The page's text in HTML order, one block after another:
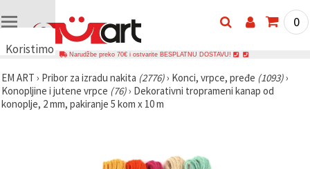
Koristimo
🍪
Koristimo
kolačiće i
0
Narudžbe preko 70€ i ostvarite BESPLATNU DOSTAVU!
EM ART › Pribor za izradu nakita (2776)› Konci, vrpce, pređe (1093)›
Konopljine i jutene vrpce (76)› Dekorativni troprameni kanap od
konoplje, 2 mm, pakiranje 5 kom x 10 m